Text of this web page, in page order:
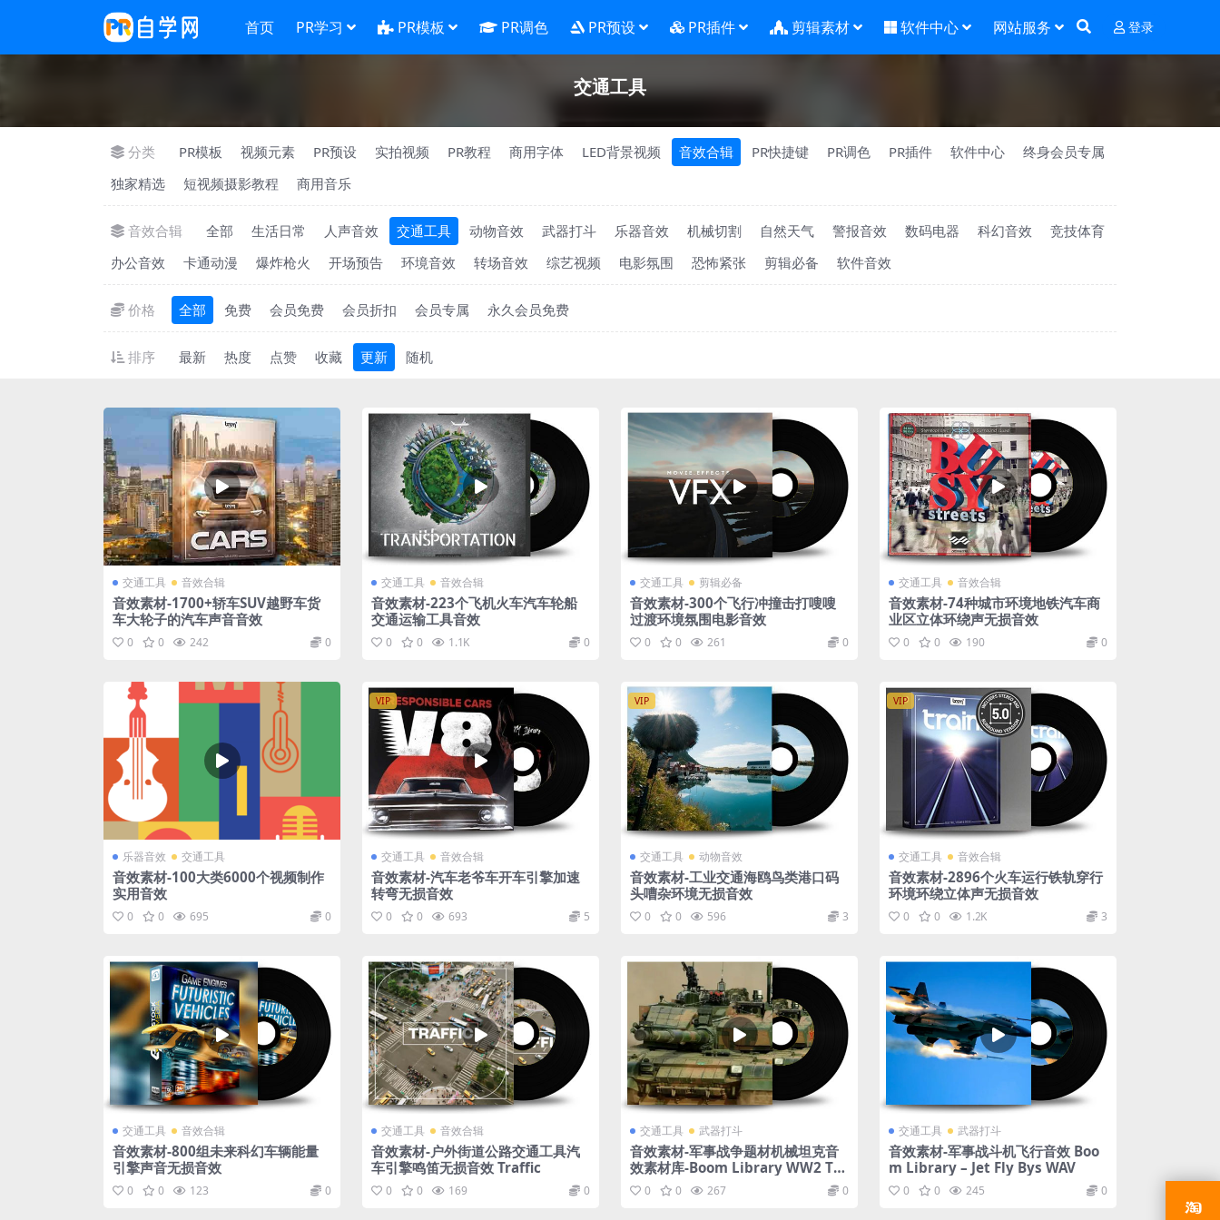
首页 PR学习 PR模板 PR调色 PR预设 PR插件 剪辑素材 软件中心 网站服务 登录
交通工具
分类 PR模板 视频元素 PR预设 实拍视频 PR教程 商用字体 LED背景视频 音效合辑 PR快捷键 PR调色 PR插件 软件中心
终身会员专属
独家精选
短视频摄影教程 商用音乐
音效合辑 全部 生活日常 人声音效 交通工具 动物音效 武器打斗 乐器音效 机械切割 自然天气 警报音效 数码电器 科幻音效
竞技体育
办公音效
卡通动漫 爆炸枪火 开场预告 环境音效 转场音效 综艺视频 电影氛围 恐怖紧张 剪辑必备 软件音效
价格 全部 免费 会员免费 会员折扣 会员专属 永久会员免费
排序 最新 热度 点赞 收藏 更新 随机
交通工具 音效合辑
音效素材-1700+轿车SUV越野车货
车大轮子的汽车声音音效
0 0 242 0
交通工具 音效合辑
音效素材-223个飞机火车汽车轮船
交通运输工具音效
0 0 1.1K 0
交通工具 剪辑必备
音效素材-300个飞行冲撞击打嗖嗖
过渡环境氛围电影音效
0 0 261 0
交通工具 音效合辑
音效素材-74种城市环境地铁汽车商
业区立体环绕声无损音效
0 0 190 0
乐器音效 交通工具
音效素材-100大类6000个视频制作
实用音效
0 0 695 0
VIP
交通工具 音效合辑
音效素材-汽车老爷车开车引擎加速
转弯无损音效
0 0 693 5
VIP
交通工具 动物音效
音效素材-工业交通海鸥鸟类港口码
头嘈杂环境无损音效
0 0 596 3
VIP
交通工具 音效合辑
音效素材-2896个火车运行铁轨穿行
环境环绕立体声无损音效
0 0 1.2K 3
交通工具 音效合辑
音效素材-800组未来科幻车辆能量
引擎声音无损音效
0 0 123 0
交通工具 音效合辑
音效素材-户外街道公路交通工具汽
车引擎鸣笛无损音效 Traffic
0 0 169 0
交通工具 武器打斗
音效素材-军事战争题材机械坦克音
效素材库-Boom Library WW2 Ta
nks WAV
0 0 267 0
交通工具 武器打斗
音效素材-军事战斗机飞行音效 Boo
m Library – Jet Fly Bys WAV
0 0 245 0